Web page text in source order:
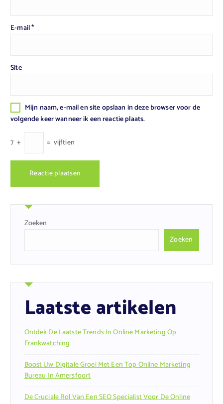
E-mail*
Site
Mijn naam, e-mail en site opslaan in deze browser voor de
volgende keer wanneer ik een reactie plaats.
7 + = vijftien
Zoeken
Zoeken
Laatste artikelen
Ontdek De Laatste Trends In Online Marketing Op
Frankwatching
Boost Uw Digitale Groei Met Een Top Online Marketing
Bureau In Amersfoort
De Cruciale Rol Van Een SEO Specialist Voor De Online